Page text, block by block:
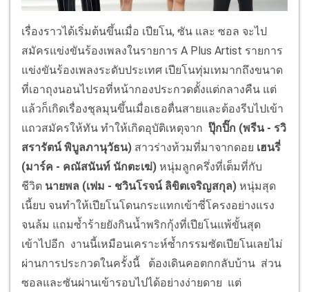
เรื่องราวได้เริ่มต้นขึ้นเมื่อ เปียโน, ซัน และ ซอล จะไป
สมัครแข่งขันร้องเพลงในรายการ A Plus Artist รายการ
แข่งขันร้องเพลงระดับประเทศ เปียโนทุ่มเทมากถึงขนาด
ที่เอาถุงนอนไปรอที่หน้ากองประกวดตั้งแต่กลางคืน แต่
แล้วก็เกิดเรื่องชุลมุนขึ้นเมื่อเธอตื่นสายและต้องรีบไปเข้า
แถวสมัครให้ทัน ทำให้เกิดอุบัติเหตุจาก ปุ๊กปิ๊ก (พรีน - รวิ
สรารัตน์ พิบูลภานุวัธน) สาวร่างท้วมที่มาจากดอย เฮนรี่
(มาร์ค - คณัสนันท์ นักตะเฆ่) หนุ่มลูกครึ่งที่เต็มที่กับ
ชีวิต นายพล (เฟม - ชวินโรจน์ ลิขิตเจริญสกุล) หนุ่มสุด
เนี้ยบ จนทำให้เปียโนโดนกระแทกเข้าซี่โครงอย่างแรง
จนล้ม แถมซ้ำร้ายยังกินน้ำพริกกุ้งที่เปียโนแพ้ขั้นสุด
เข้าไปอีก งานนี้เหมือนเคราะห์ซ้ำกรรมซัดเปียโนเลยไม่
ผ่านการประกวดในครั้งนี้ ต้องเดินคอตกกลับบ้าน ส่วน
ซอลและซันผ่านเข้ารอบไปได้อย่างง่ายดาย แต่